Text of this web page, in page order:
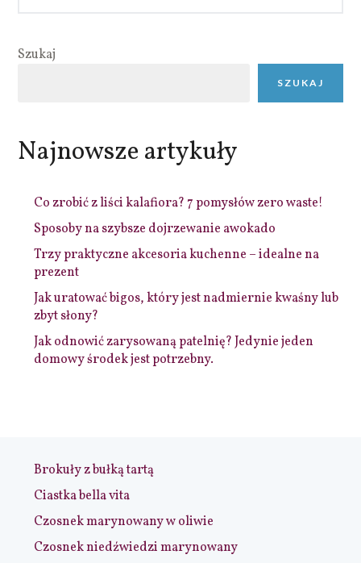
Szukaj
SZUKAJ
Najnowsze artykuły
Co zrobić z liści kalafiora? 7 pomysłów zero waste!
Sposoby na szybsze dojrzewanie awokado
Trzy praktyczne akcesoria kuchenne – idealne na
prezent
Jak uratować bigos, który jest nadmiernie kwaśny lub
zbyt słony?
Jak odnowić zarysowaną patelnię? Jedynie jeden
domowy środek jest potrzebny.
Brokuły z bułką tartą
Ciastka bella vita
Czosnek marynowany w oliwie
Czosnek niedźwiedzi marynowany